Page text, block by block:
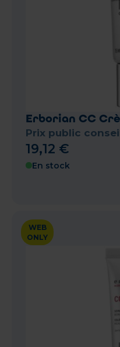
Erborian CC
Prix public
19,12 €
En stock
WEB
ONLY